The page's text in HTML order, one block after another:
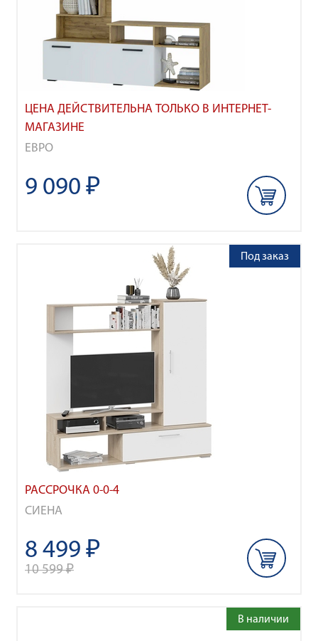
ЦЕНА ДЕЙСТВИТЕЛЬНА ТОЛЬКО В ИНТЕРНЕТ-
МАГАЗИНЕ
ЕВРО
9 090 ₽
РАССРОЧКА 0-0-4
СИЕНА
Под заказ
8 499 ₽
10 599 ₽
В наличии